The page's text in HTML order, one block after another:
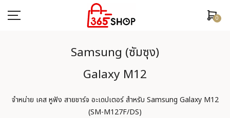
0
หน้าหลัก
Samsung (ซัมซุง)
Galaxy M12
จำหน่าย เคส หูฟัง สายชาร์จ อะเดปเตอร์ สำหรับ Samsung Galaxy M12
(SM-M127F/DS)